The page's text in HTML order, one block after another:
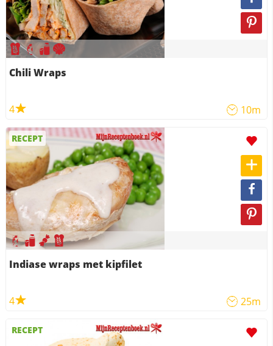
Chili Wraps
4 10m
RECEPT
Indiase wraps met kipfilet
4 25m
RECEPT